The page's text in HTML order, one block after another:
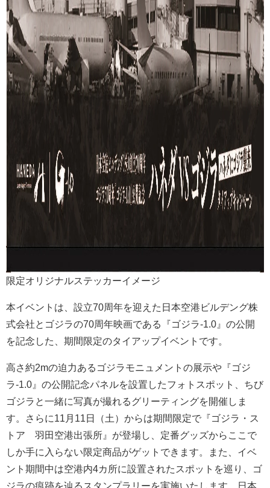
限定オリジナルステッカーイメージ
本イベントは、設立70周年を迎えた日本空港ビルデング株
式会社とゴジラの70周年映画である『ゴジラ-1.0』の公開
を記念した、期間限定のタイアップイベントです。
高さ約2mの迫力あるゴジラモニュメントの展示や『ゴジ
ラ-1.0』の公開記念パネルを設置したフォトスポット、ちび
ゴジラと一緒に写真が撮れるグリーティングを開催しま
す。さらに11月11日（土）からは期間限定で『ゴジラ・ス
トア 羽田空港出張所』が登場し、定番グッズからここで
しか手に入らない限定商品がゲットできます。また、イベ
ント期間中は空港内4カ所に設置されたスポットを巡り、ゴ